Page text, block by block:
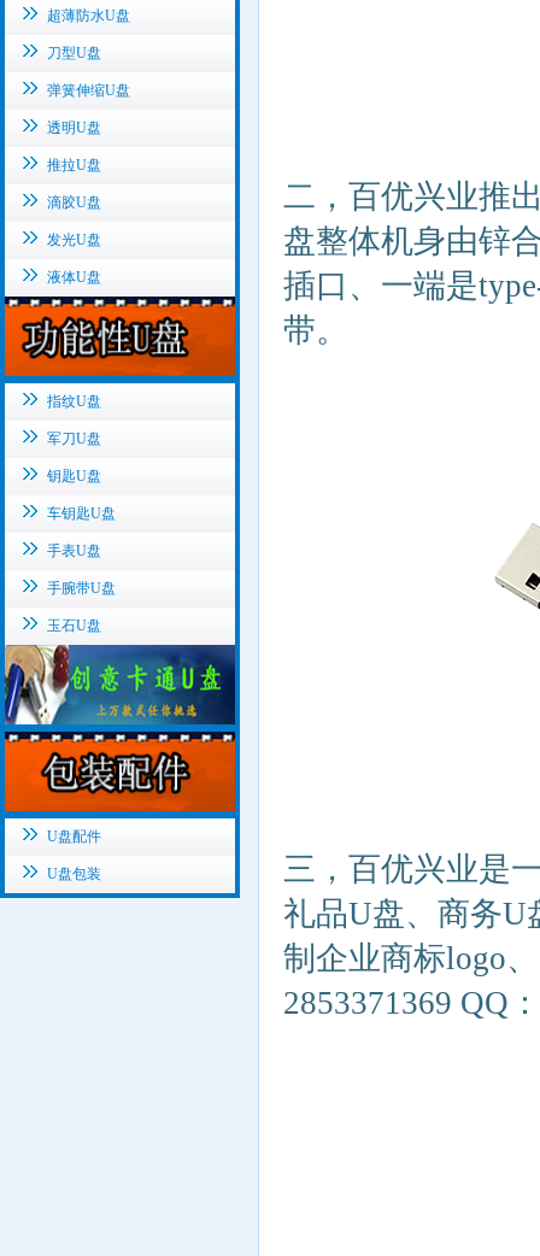
二，百优兴业推
盘整体机身由锌
插口、一端是
带。
三，百优兴业是
礼品U盘、商务U
制企业商标logo
2853371369 QQ ：
超薄防水U盘
刀型U盘
弹簧伸缩U盘
透明U盘
推拉U盘
滴胶U盘
发光U盘
液体U盘
指纹U盘
军刀U盘
钥匙U盘
车钥匙U盘
手表U盘
手腕带U盘
玉石U盘
U盘配件
U盘包装